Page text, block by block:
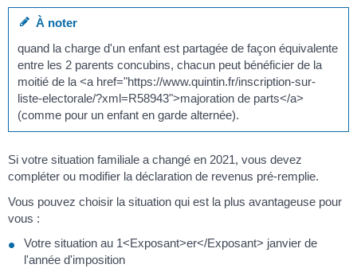
À noter
quand la charge d'un enfant est partagée de façon équivalente
entre les 2 parents concubins, chacun peut bénéficier de la
moitié de la <a href="https://www.quintin.fr/inscription-sur-
liste-electorale/?xml=R58943">majoration de parts</a>
(comme pour un enfant en garde alternée).
Si votre situation familiale a changé en 2021, vous devez
compléter ou modifier la déclaration de revenus pré-remplie.
Vous pouvez choisir la situation qui est la plus avantageuse pour
vous :
Votre situation au 1<Exposant>er</Exposant> janvier de
l'année d'imposition